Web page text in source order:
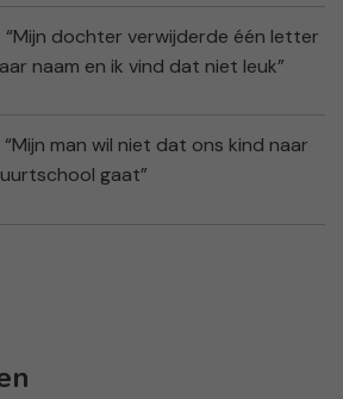
“Mijn dochter verwijderde één letter
naam en ik vind dat niet leuk”
“Mijn man wil niet dat ons kind naar
gaat”